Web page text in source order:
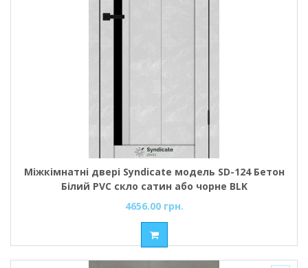
Міжкімнатні двері Syndicate модель SD-124 Бетон
Білий PVC скло сатин або чорне BLK
4656.00 грн.